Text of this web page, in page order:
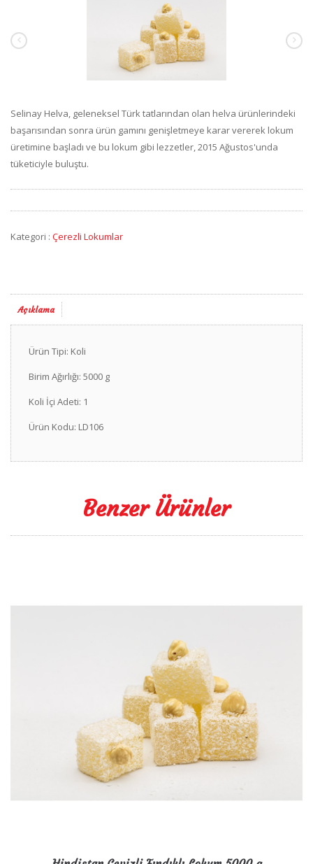
Selinay Helva, geleneksel Türk tatlarından olan helva ürünlerindeki
başarısından sonra ürün gamını genişletmeye karar vererek lokum
üretimine başladı ve bu lokum gibi lezzetler, 2015 Ağustos'unda
tüketiciyle buluştu.
Kategori : Çerezli Lokumlar
Açıklama
Ürün Tipi: Koli
Birim Ağırlığı: 5000 g
Koli İçi Adeti: 1
Ürün Kodu: LD106
Benzer Ürünler